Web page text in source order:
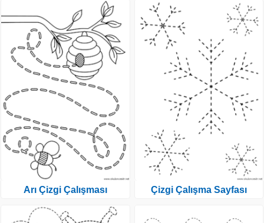
Arı Çizgi Çalışması Çizgi Çalışma Sayfası